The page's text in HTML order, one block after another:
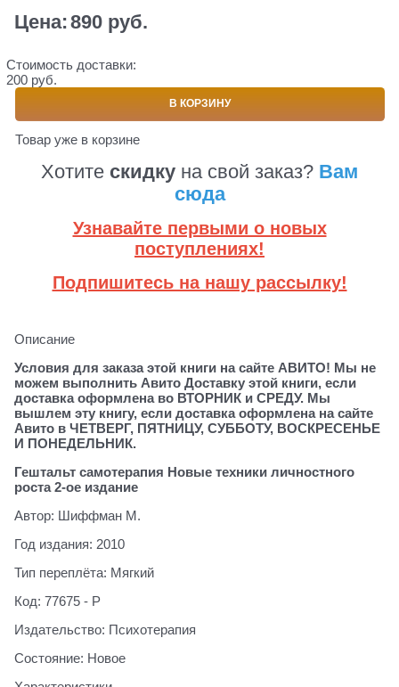
Цена:890 руб.
Стоимость доставки:
200 руб.
В КОРЗИНУ
Товар уже в корзине
Хотите скидку на свой заказ? Вам
сюда
Узнавайте первыми о новых
поступлениях!
Подпишитесь на нашу рассылку!
Описание
Условия для заказа этой книги на сайте АВИТО! Мы не
можем выполнить Авито Доставку этой книги, если
доставка оформлена во ВТОРНИК и СРЕДУ. Мы
вышлем эту книгу, если доставка оформлена на сайте
Авито в ЧЕТВЕРГ, ПЯТНИЦУ, СУББОТУ, ВОСКРЕСЕНЬЕ
И ПОНЕДЕЛЬНИК.
Гештальт самотерапия Новые техники личностного
роста 2-ое издание
Автор: Шиффман М.
Год издания: 2010
Тип переплёта: Мягкий
Код: 77675 - Р
Издательство: Психотерапия
Состояние: Новое